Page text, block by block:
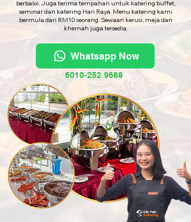
berbaloi. Juga terima tempahan untuk katering buffet,
seminar dan katering Hari Raya. Menu katering kami
bermula dari RM10 seorang. Sewaan kerusi, meja dan
khemah juga tersedia.
Whatsapp Now
6010-252 9688